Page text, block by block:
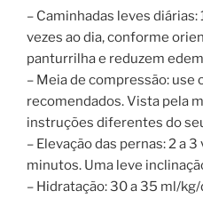
– Caminhadas leves diárias:
vezes ao dia, conforme
panturrilha e reduzem
– Meia de compressão: use
recomendados. Vista pela
instruções diferentes do
– Elevação das pernas: 2 a
minutos. Uma leve
– Hidratação: 30 a 35 ml/